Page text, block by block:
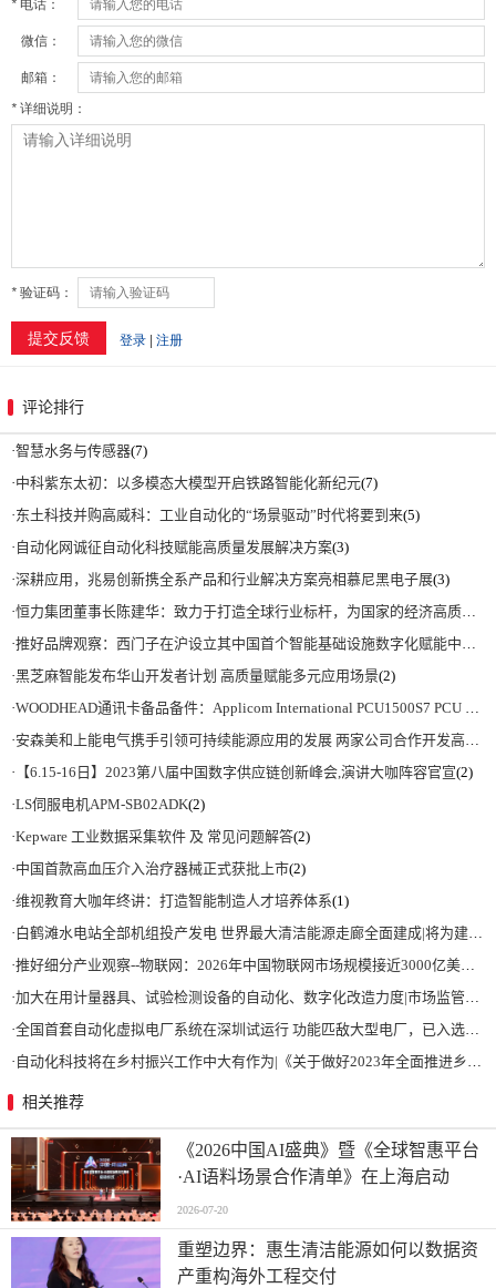
评论排行
·智慧水务与传感器(7)
·中科紫东太初：以多模态大模型开启铁路智能化新纪元(7)
·东土科技并购高威科：工业自动化的“场景驱动”时代将要到来(5)
· 自动化网诚征自动化科技赋能高质量发展解决方案(3)
·深耕应用，兆易创新携全系产品和行业解决方案亮相慕尼黑电子展(3)
·恒力集团董事长陈建华：致力于打造全球行业标杆，为国家的经济高质量发展贡献更大力量|上海电气集团党委书记、董事长吴磊来访
·推好品牌观察：西门子在沪设立其中国首个智能基础设施数字化赋能中心
·黑芝麻智能发布华山开发者计划 高质量赋能多元应用场景(2)
·WOODHEAD通讯卡备品备件：Applicom International PCU1500S7 PCU 1500 S7 V4.5.0
·安森美和上能电气携手引领可持续能源应用的发展 两家公司合作开发高性能储能和太阳能组串式逆变器方案 以实现可持续的未来
· 【6.15-16日】2023第八届中国数字供应链创新峰会,演讲大咖阵容官宣(2)
·LS伺服电机APM-SB02ADK(2)
·Kepware 工业数据采集软件 及 常见问题解答(2)
·中国首款高血压介入治疗器械正式获批上市(2)
·维视教育大咖年终讲：打造智能制造人才培养体系(1)
·白鹤滩水电站全部机组投产发电 世界最大清洁能源走廊全面建成|将为建设新型能源体系、保障国家能源安全、实现“双碳”目标提供有力支撑
·推好细分产业观察--物联网：2026年中国物联网市场规模接近3000亿美元 智慧工厂、智慧城市、智慧电网等将占60%以上
·加大在用计量器具、试验检测设备的自动化、数字化改造力度|市场监管总局 工业和信息化部 关于促进企业计量能力提升的指导意见
·全国首套自动化虚拟电厂系统在深圳试运行 功能匹敌大型电厂，已入选国际典型案例
· 自动化科技将在乡村振兴工作中大有作为|《关于做好2023年全面推进乡村振兴重点工作的意见》发布
相关推荐
《2026中国AI盛典》暨《全球智惠平台
·AI语料场景合作清单》在上海启动
2026-07-20
重塑边界：惠生清洁能源如何以数据资
产重构海外工程交付